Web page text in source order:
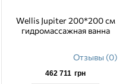
Wellis Jupiter 200*200 см
гидромассажная ванна
Отзывы (0)
462 711 грн